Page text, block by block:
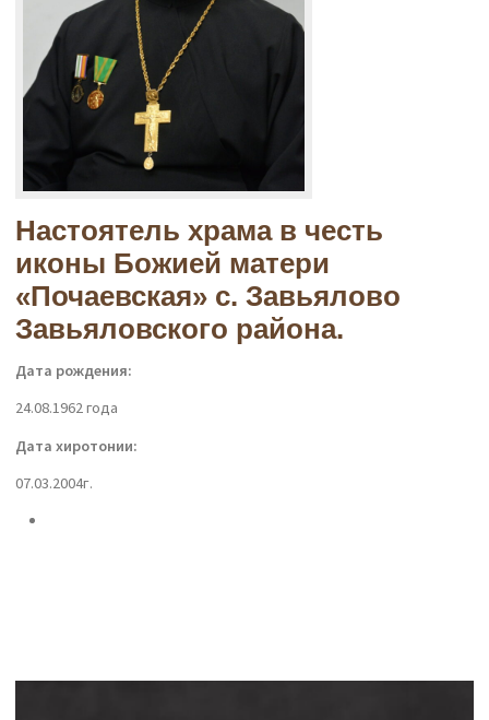
Настоятель храма в честь
иконы Божией матери
«Почаевская» с. Завьялово
Завьяловского района.
Дата рождения:
24.08.1962 года
Дата хиротонии:
07.03.2004г.